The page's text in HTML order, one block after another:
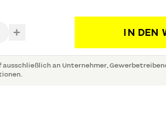
+ IN DEN
ausschließlich an Unternehmer,